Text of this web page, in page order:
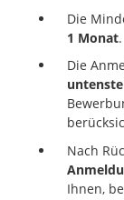
Die
1 Monat.
Die
Nach
Ihnen,